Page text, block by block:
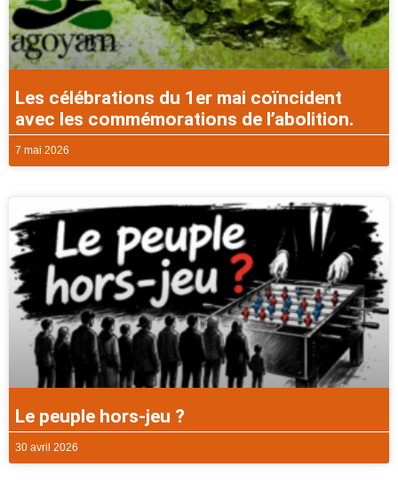
Les célébrations du 1er mai coïncident
avec les commémorations de l’abolition.
7 mai 2026
Le peuple hors-jeu ?
30 avril 2026